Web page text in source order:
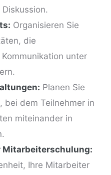
Organisieren Sie
, die
unter
Planen Sie
bei dem Teilnehmer in
miteinander in
Ihre Mitarbeiter